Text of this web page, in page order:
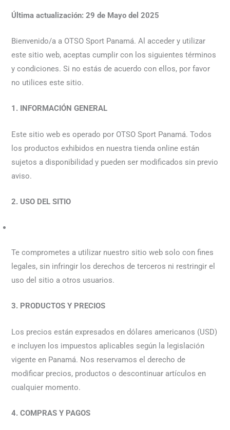
Última actualización: 29 de Mayo del 2025
Bienvenido/a a OTSO Sport Panamá. Al acceder y utilizar
este sitio web, aceptas cumplir con los siguientes términos
y condiciones. Si no estás de acuerdo con ellos, por favor
no utilices este sitio.
1. INFORMACIÓN GENERAL
Este sitio web es operado por OTSO Sport Panamá. Todos
los productos exhibidos en nuestra tienda online están
sujetos a disponibilidad y pueden ser modificados sin previo
aviso.
2. USO DEL SITIO
Te comprometes a utilizar nuestro sitio web solo con fines
legales, sin infringir los derechos de terceros ni restringir el
uso del sitio a otros usuarios.
3. PRODUCTOS Y PRECIOS
Los precios están expresados en dólares americanos (USD)
e incluyen los impuestos aplicables según la legislación
vigente en Panamá. Nos reservamos el derecho de
modificar precios, productos o descontinuar artículos en
cualquier momento.
4. COMPRAS Y PAGOS